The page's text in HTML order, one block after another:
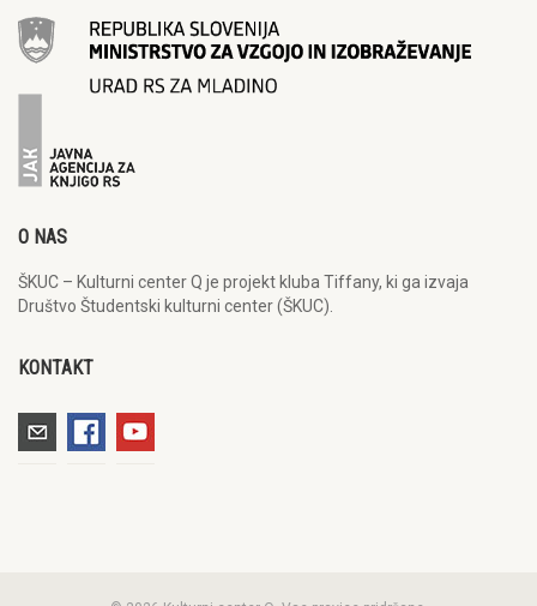
O NAS
ŠKUC – Kulturni center Q je projekt kluba Tiffany, ki ga izvaja
Društvo Študentski kulturni center (ŠKUC).
KONTAKT